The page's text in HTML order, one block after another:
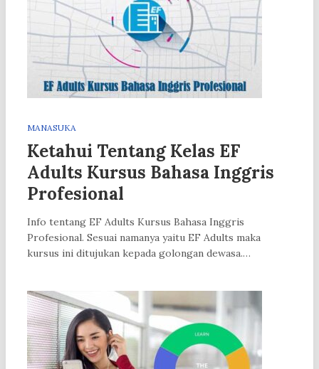
MANASUKA
Ketahui Tentang Kelas EF
Adults Kursus Bahasa Inggris
Profesional
Info tentang EF Adults Kursus Bahasa Inggris
Profesional. Sesuai namanya yaitu EF Adults maka
kursus ini ditujukan kepada golongan dewasa.…